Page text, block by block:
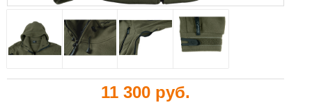
11 300 руб.